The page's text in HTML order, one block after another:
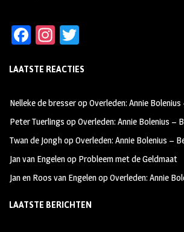
Fa
b
oo
k
In
ag
m
tt
LAATSTE REACTIES
Nelleke de bresseropOverleden: Annie
Peter Tuerlings opOverleden: Annie Bolenius –
Twan de JonghopOverleden: Annie Bolenius –
Jan van Engelenop Probleem met de Geldmaat
Jan en Roos van EngelenopOverleden: Annie
LAATSTE BERICHTEN